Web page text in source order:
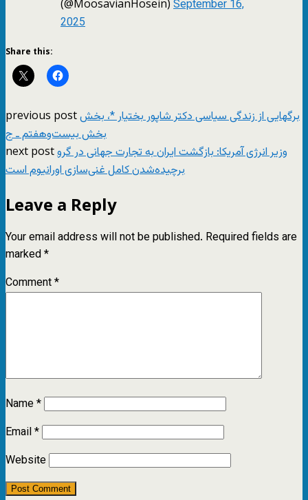
(@MoosavianHosein) September 16,
2025
Share this:
previous postبرگهایی از زندگی سیاسی دکتر شاپور بختیار *، بخش
بخش بیست‌وهفتم ـ ج
next postوزیر انرژی آمریکا: بازگشت ایران به تجارت جهانی در گرو
برچیده‌شدن کامل غنی‌سازی اورانیوم است
Leave a Reply
Your email address will not be published. Required fields are
marked*
Comment*
Name*
Email*
Website